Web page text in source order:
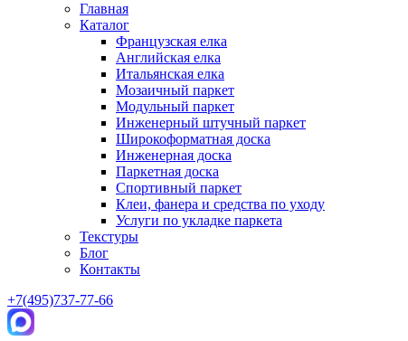
Главная
Каталог
Французская елка
Английская елка
Итальянская елка
Мозаичный паркет
Модульный паркет
Инженерный штучный паркет
Широкоформатная доска
Инженерная доска
Паркетная доска
Спортивный паркет
Клеи, фанера и средства по уходу
Услуги по укладке паркета
Текстуры
Блог
Контакты
+7(495)737-77-66